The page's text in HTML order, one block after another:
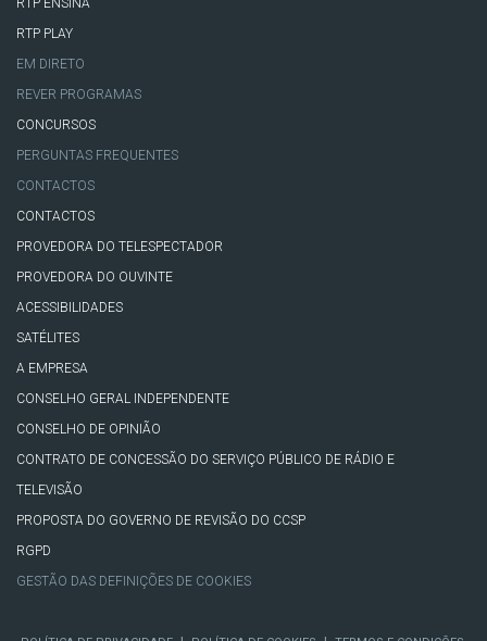
RTP ENSINA
RTP PLAY
EM DIRETO
REVER PROGRAMAS
CONCURSOS
PERGUNTAS FREQUENTES
CONTACTOS
CONTACTOS
PROVEDORA DO TELESPECTADOR
PROVEDORA DO OUVINTE
ACESSIBILIDADES
SATÉLITES
A EMPRESA
CONSELHO GERAL INDEPENDENTE
CONSELHO DE OPINIÃO
CONTRATO DE CONCESSÃO DO SERVIÇO PÚBLICO DE RÁDIO E
TELEVISÃO
PROPOSTA DO GOVERNO DE REVISÃO DO CCSP
RGPD
GESTÃO DAS DEFINIÇÕES DE COOKIES